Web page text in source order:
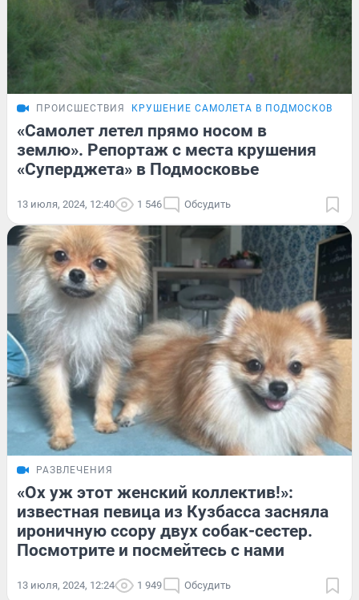
ПРОИСШЕСТВИЯ КРУШЕНИЕ САМОЛЕТА В ПОДМОСКОВЬЕ
«Самолет летел прямо носом в
землю». Репортаж с места крушения
«Суперджета» в Подмосковье
13 июля, 2024, 12:40 1 546 Обсудить
РАЗВЛЕЧЕНИЯ
«Ох уж этот женский коллектив!»:
известная певица из Кузбасса засняла
ироничную ссору двух собак-сестер.
Посмотрите и посмейтесь с нами
13 июля, 2024, 12:24 1 949 Обсудить